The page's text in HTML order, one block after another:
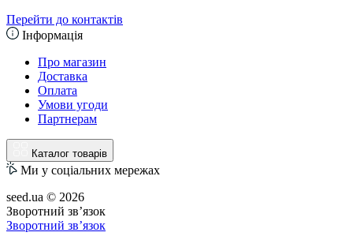
Перейти до контактів
Інформація
Про магазин
Доставка
Оплата
Умови угоди
Партнерам
Каталог товарів
Ми у соціальних мережах
seed.ua © 2026
Зворотний зв’язок
Зворотний зв’язок